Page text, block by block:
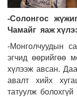
-Солонгос
Чамайг яаж
-Монголчуудын
эгчид өөрийгөө
хүлээж авсан.
авалт хийх
татуулж